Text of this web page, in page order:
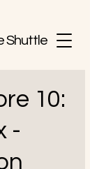
Shuttle
10:
-